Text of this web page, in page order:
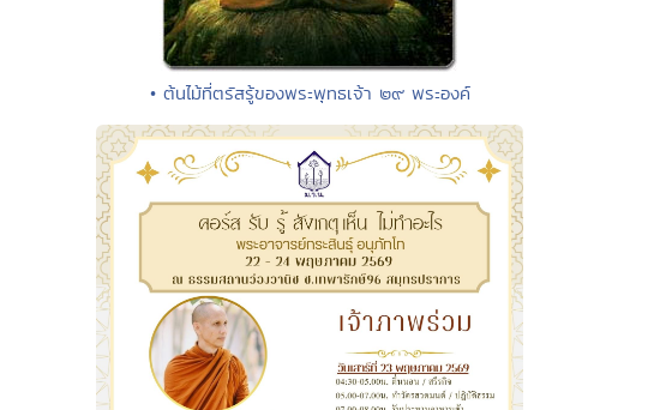
• ต้นไม้ที่ตรัสรู้ของพระพุทธเจ้า ๒๙ พระองค์